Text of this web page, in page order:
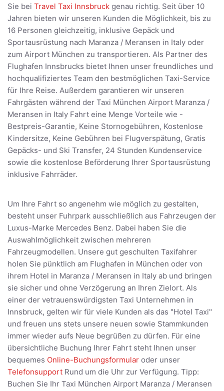
Sie bei Travel Taxi Innsbruck genau richtig. Seit über 10
Jahren bieten wir unseren Kunden die Möglichkeit, bis zu
16 Personen gleichzeitig, inklusive Gepäck und
Sportausrüstung nach Maranza / Meransen in Italy oder
zum Airport München zu transportieren. Als Partner des
Flughafen Innsbrucks bietet Ihnen unser freundliches und
hochqualifiziertes Team den bestmöglichen Taxi-Service
für Ihre Reise. Außerdem garantieren wir unseren
Fahrgästen während der Taxi München Airport Maranza /
Meransen in Italy Fahrt eine Menge Vorteile wie -
Bestpreis-Garantie, Keine Stornogebühren, Kostenlose
Kindersitze, Keine Gebühren bei Flugverspätung, Gratis
Gepäcks- und Ski Transfer, 24 Stunden Kundenservice
sowie die kostenlose Beförderung Ihrer Sportausrüstung
inklusive Fahrräder.
Um Ihre Fahrt so angenehm wie möglich zu gestalten,
besteht unser Fuhrpark ausschließlich aus Fahrzeugen der
Luxus-Marke Mercedes Benz. Dabei haben Sie die
Auswahlmöglichkeit zwischen mehreren
Fahrzeugmodellen. Unsere gut geschulten Taxifahrer
holen Sie pünktlich am Flughafen in München oder von
ihrem Hotel in Maranza / Meransen in Italy ab und bringen
sie sicher und ohne Verzögerung an Ihren Zielort. Als
einer der vetrauenswürdigsten Taxi Unternehmen in
Innsbruck, gelten wir für viele Kunden als das "Hotel Taxi"
und freuen uns stets unsere neuen sowie Stammkunden
immer wieder aufs Neue begrüßen zu dürfen. Für eine
übersichtliche Buchung Ihrer Fahrt steht Ihnen unser
bequemes Online-Buchungsformular oder unser
Telefonsupport Rund um die Uhr zur Verfügung. Tipp:
Buchen Sie Ihr Taxi München Airport Maranza / Meransen